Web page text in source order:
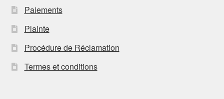
Paiements
Plainte
Procédure de Réclamation
Termes et conditions